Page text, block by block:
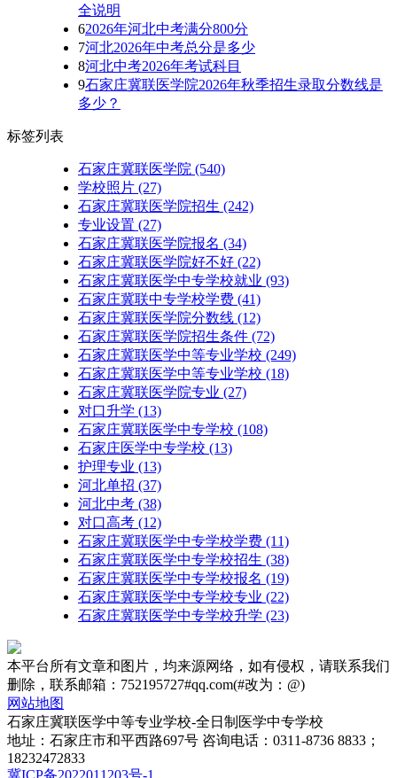
全说明
62026年河北中考满分800分
7河北2026年中考总分是多少
8河北中考2026年考试科目
9石家庄冀联医学院2026年秋季招生录取分数线是
多少？
标签列表
石家庄冀联医学院 (540)
学校照片 (27)
石家庄冀联医学院招生 (242)
专业设置 (27)
石家庄冀联医学院报名 (34)
石家庄冀联医学院好不好 (22)
石家庄冀联医学中专学校就业 (93)
石家庄冀联中专学校学费 (41)
石家庄冀联医学院分数线 (12)
石家庄冀联医学院招生条件 (72)
石家庄冀联医学中等专业学校 (249)
石家庄冀联医学中等专业学校​ (18)
石家庄冀联医学院专业 (27)
对口升学 (13)
石家庄冀联医学中专学校 (108)
石家庄医学中专学校 (13)
护理专业 (13)
河北单招 (37)
河北中考 (38)
对口高考 (12)
石家庄冀联医学中专学校学费 (11)
石家庄冀联医学中专学校招生 (38)
石家庄冀联医学中专学校报名 (19)
石家庄冀联医学中专学校专业 (22)
石家庄冀联医学中专学校升学 (23)
本平台所有文章和图片，均来源网络，如有侵权，请联系我们
删除，联系邮箱：752195727#qq.com(#改为：@)
网站地图
石家庄冀联医学中等专业学校-全日制医学中专学校
地址：石家庄市和平西路697号 咨询电话：0311-8736 8833；
18232472833
冀ICP备2022011203号-1